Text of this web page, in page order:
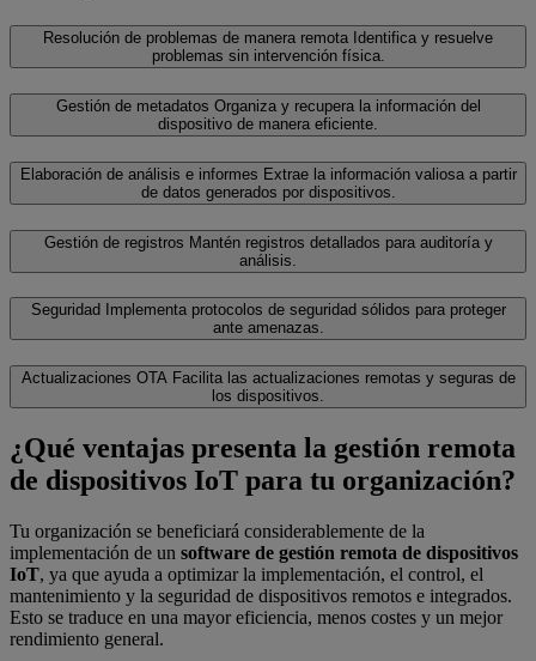
Resolución de problemas de manera remota Identifica y resuelve
problemas sin intervención física.
Gestión de metadatos Organiza y recupera la información del
dispositivo de manera eficiente.
Elaboración de análisis e informes Extrae la información valiosa a partir
de datos generados por dispositivos.
Gestión de registros Mantén registros detallados para auditoría y
análisis.
Seguridad
Implementa protocolos de seguridad sólidos para proteger
ante amenazas.
Actualizaciones OTA Facilita las actualizaciones remotas y seguras de
los dispositivos.
¿Qué ventajas presenta la gestión remota
de dispositivos IoT para tu organización?
Tu organización se beneficiará considerablemente de la
implementación de un software de gestión remota de dispositivos
IoT, ya que ayuda a optimizar la implementación, el control, el
mantenimiento y la seguridad de dispositivos remotos e integrados.
Esto se traduce en una mayor eficiencia, menos costes y un mejor
rendimiento general.